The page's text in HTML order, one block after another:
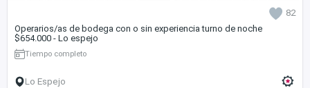
82
Operarios/as de bodega con o sin experiencia turno de noche
$654.000 - Lo espejo
Tiempo completo
Lo Espejo